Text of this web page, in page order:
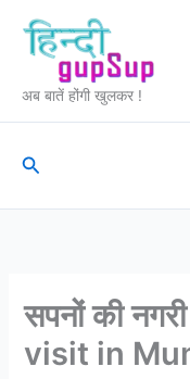
content
अब बातें होंगी खुलकर !
Search
सपनों की
visit in